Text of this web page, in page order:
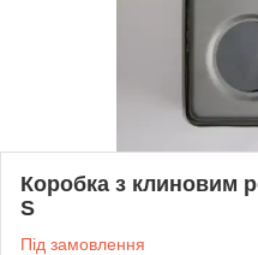
Коробка з клиновим
S
Під замовлення